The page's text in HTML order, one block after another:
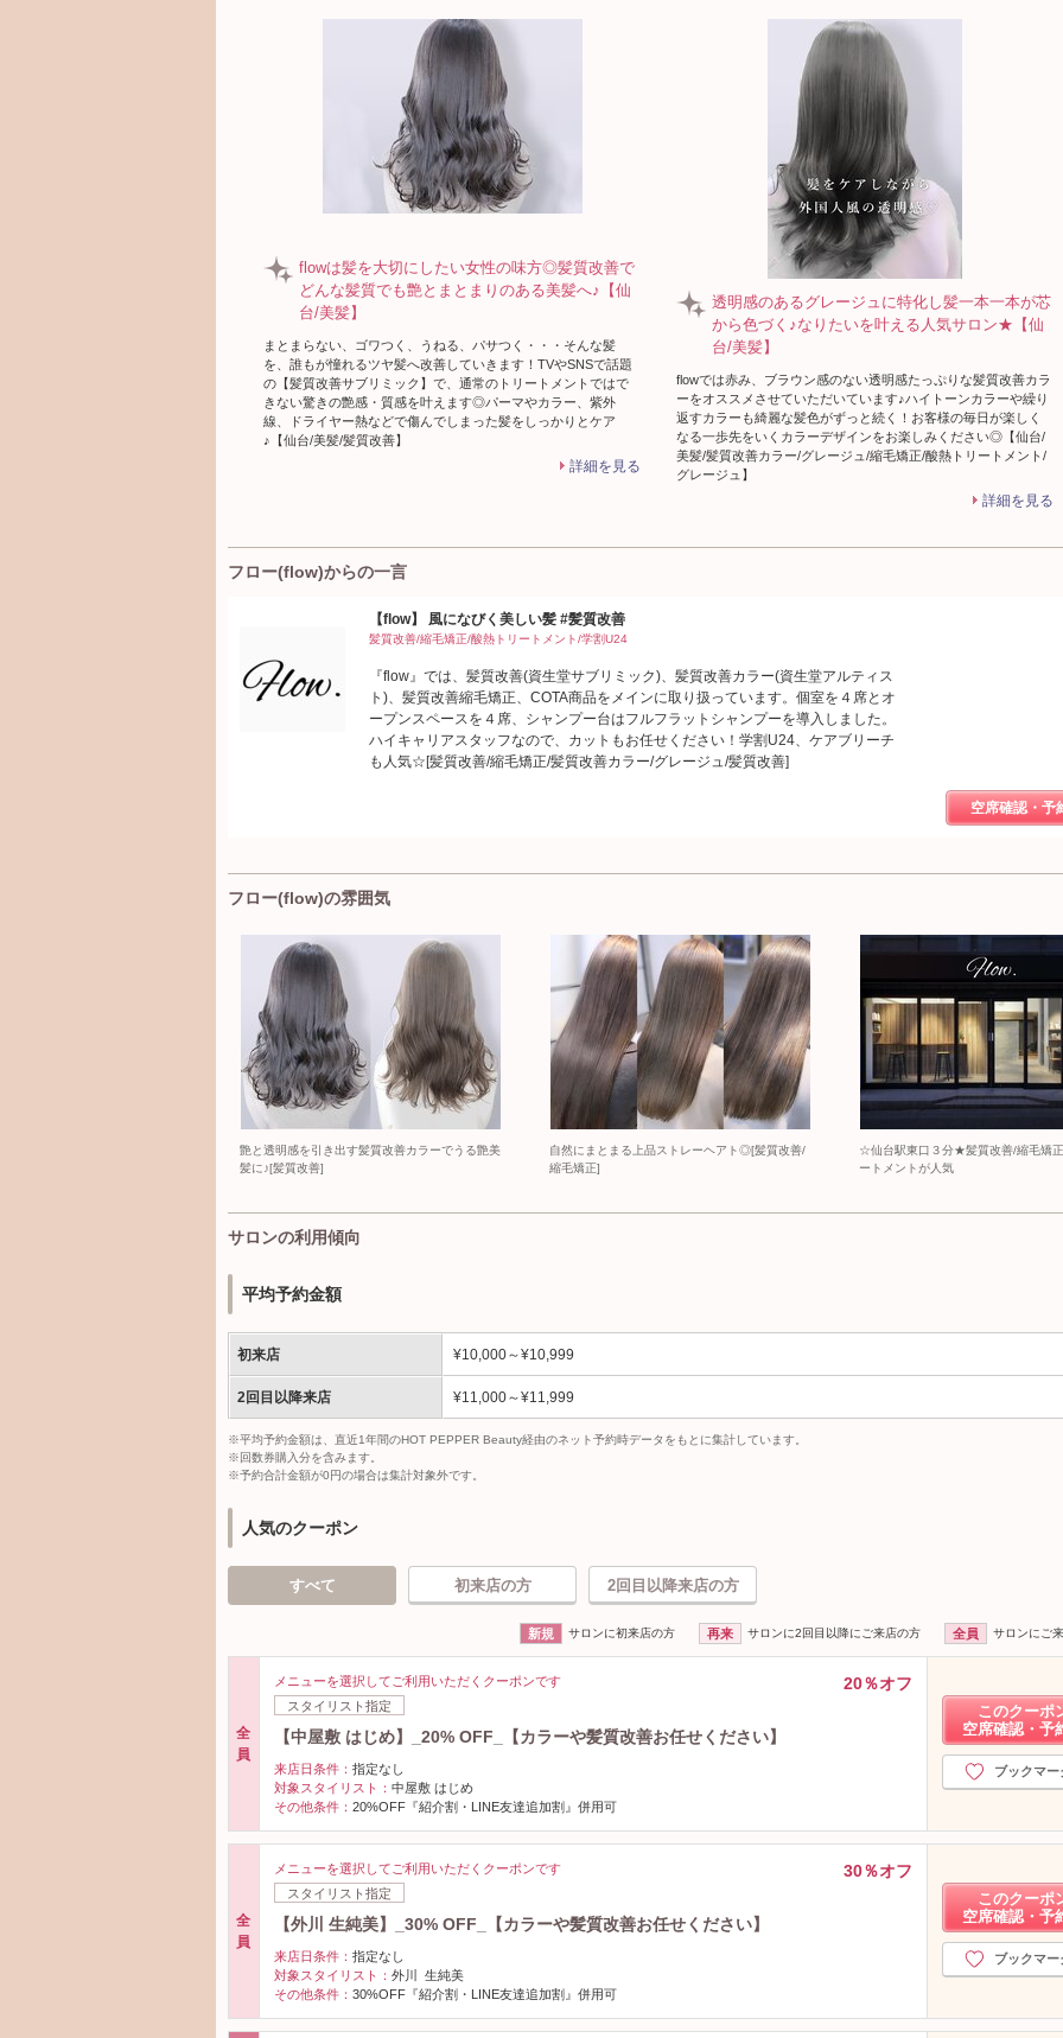
flowは髪を大切にしたい女性の味方◎髪質改善で
どんな髪質でも艶とまとまりのある美髪へ♪【仙
台/美髪】
まとまらない、ゴワつく、うねる、パサつく・・・そんな髪
を、誰もが憧れるツヤ髪へ改善していきます！TVやSNSで話題
の【髪質改善サブリミック】で、通常のトリートメントではで
きない驚きの艶感・質感を叶えます◎パーマやカラー、紫外
線、ドライヤー熱などで傷んでしまった髪をしっかりとケア
♪【仙台/美髪/髪質改善】
詳細を見る
透明感のあるグレージュに特化し髪一本一本が芯
から色づく♪なりたいを叶える人気サロン★【仙
台/美髪】
flowでは赤み、ブラウン感のない透明感たっぷりな髪質改善カラ
ーをオススメさせていただいています♪ハイトーンカラーや繰り
返すカラーも綺麗な髪色がずっと続く！お客様の毎日が楽しく
なる一歩先をいくカラーデザインをお楽しみください◎【仙台/
美髪/髪質改善カラー/グレージュ/縮毛矯正/酸熱トリートメント/
グレージュ】
詳細を見る
フロー(flow)からの一言
【flow】 風になびく美しい髪 #髪質改善
髪質改善/縮毛矯正/酸熱トリートメント/学割U24
『flow』では、髪質改善(資生堂サブリミック)、髪質改善カラー(資生堂アルティス
ト)、髪質改善縮毛矯正、COTA商品をメインに取り扱っています。個室を４席とオ
ープンスペースを４席、シャンプー台はフルフラットシャンプーを導入しました。
ハイキャリアスタッフなので、カットもお任せください！学割U24、ケアブリーチ
も人気☆[髪質改善/縮毛矯正/髪質改善カラー/グレージュ/髪質改善]
空席確認・予
フロー(flow)の雰囲気
艶と透明感を引き出す髪質改善カラーでうる艶美
髪に♪[髪質改善]
自然にまとまる上品ストレーヘアト◎[髪質改善/
縮毛矯正]
☆仙台駅東口３分★髪質改善/縮毛矯
ートメントが人気
サロンの利用傾向
平均予約金額
初来店 ¥10,000～¥10,999
2回目以降来店 ¥11,000～¥11,999
※平均予約金額は、直近1年間のHOT PEPPER Beauty経由のネット予約時データをもとに集計しています。
※回数券購入分を含みます。
※予約合計金額が0円の場合は集計対象外です。
人気のクーポン
すべて 初来店の方 2回目以降来店の方
新規 サロンに初来店の方 再来 サロンに2回目以降にご来店の方 全員 サロンにご
全
員
メニューを選択してご利用いただくクーポンです
スタイリスト指定
20％オフ
【中屋敷 はじめ】_20% OFF_【カラーや髪質改善お任せください】
来店日条件： 指定なし
対象スタイリスト： 中屋敷 はじめ
その他条件： 20%OFF『紹介割・LINE友達追加割』併用可
このクーポ
空席確認・予
ブックマー
全
員
メニューを選択してご利用いただくクーポンです
スタイリスト指定
30％オフ
【外川 生純美】_30% OFF_【カラーや髪質改善お任せください】
来店日条件： 指定なし
対象スタイリスト： 外川 生純美
その他条件： 30%OFF『紹介割・LINE友達追加割』併用可
このクーポ
空席確認・予
ブックマー